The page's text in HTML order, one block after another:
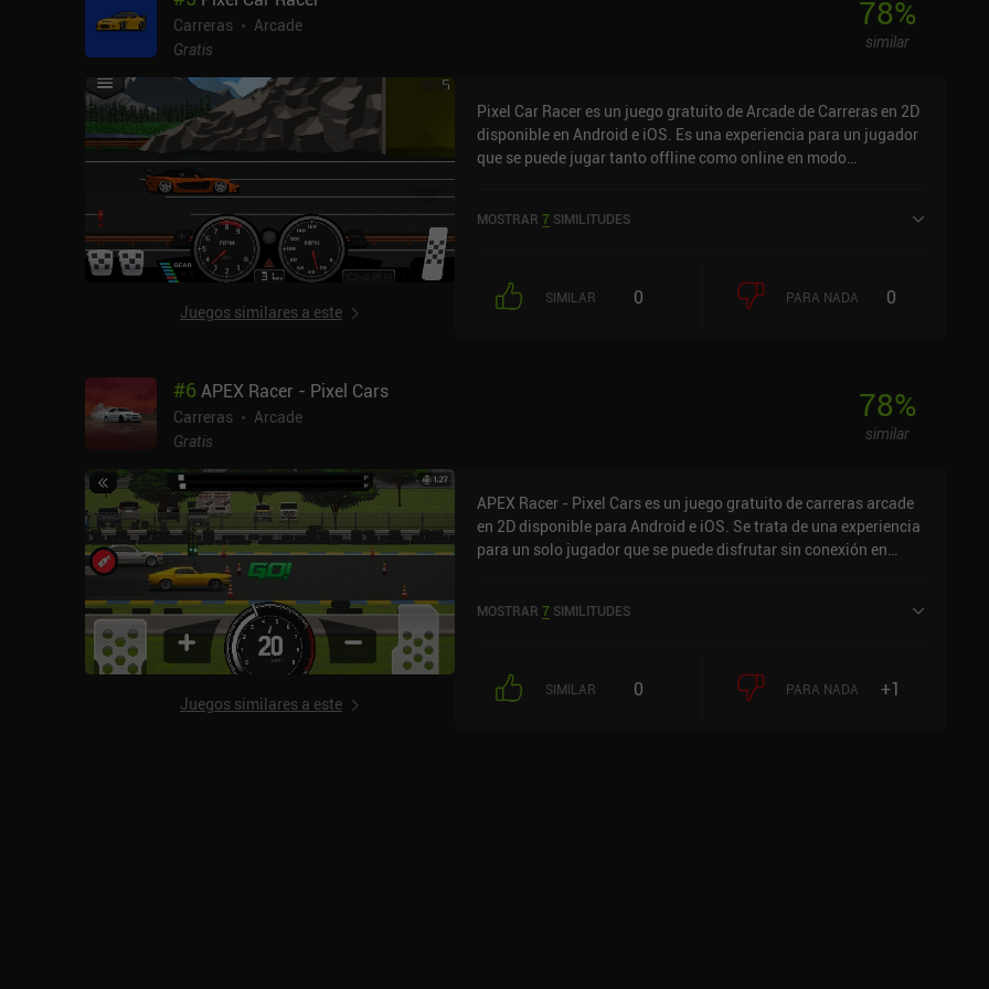
cambiar instantáneamente el tiempo y la hora del día en el
juego. Por desgracia, no hay forma de pagar para eliminar estos
Carreras
Arcade
Gratis
78%
similar
Juegos similares a este
Pixel Car Racer es un juego gratuito de Arcade de Carreras en 2D
disponible en Android e iOS. Es una experiencia para un jugador
que se puede jugar tanto offline como online en modo
y tiene una valoración actual de 4,5 sobre 5,0 en Google Play y de
MOSTRAR 7 SIMILITUDES
SIMILAR 0 PARA NADA 0
#6 APEX Racer - Pixel Cars
Carreras
Arcade
Gratis
78%
similar
Juegos similares a este
APEX Racer - Pixel Cars es un juego gratuito de carreras arcade
en 2D disponible para Android e iOS. Se trata de una experiencia
para un solo jugador que se puede disfrutar sin conexión en
abril de 2023 y tiene actualmente una puntuación de 4,4 sobre
MOSTRAR 7 SIMILITUDES
SIMILAR 0 PARA NADA +1